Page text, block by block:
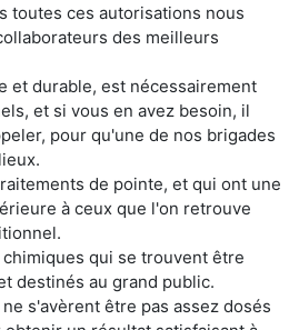
toutes ces autorisations nous
des meilleurs
et durable, est nécessairement
et si vous en avez besoin, il
pour qu'une de nos brigades
de pointe, et qui ont une
à ceux que l'on retrouve
qui se trouvent être
destinés au grand public.
s'avèrent être pas assez dosés